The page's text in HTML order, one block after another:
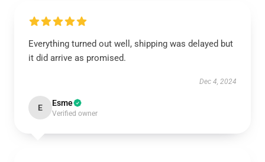
Everything turned out well, shipping was delayed but
it did arrive as promised.
Dec 4, 2024
E Esme
Verified owner